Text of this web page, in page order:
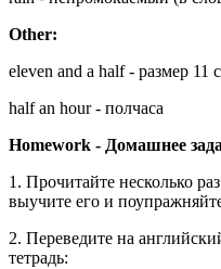
Other:
eleven and a half - размер 11
half an hour - полчаса
Homework - Домашнее
1. Прочитайте несколько
выучите его и
2. Переведите на
тетрадь: